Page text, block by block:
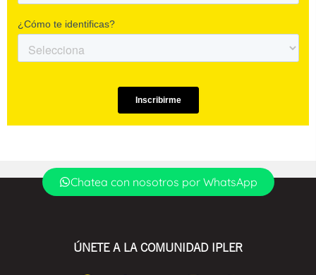
Chatea con nosotros por WhatsApp
ÚNETE A LA COMUNIDAD IPLER